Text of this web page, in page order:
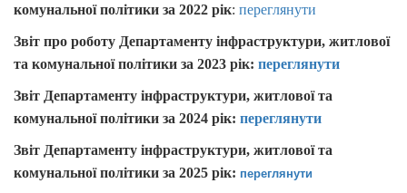
комунальної політики за 2022 рік: переглянути
Звіт про роботу Департаменту інфраструктури, житлової
та комунальної політики за 2023 рік: переглянути
Звіт Департаменту інфраструктури, житлової та
комунальної політики за 2024 рік: переглянути
Звіт Департаменту інфраструктури, житлової та
комунальної політики за 2025 рік: переглянути